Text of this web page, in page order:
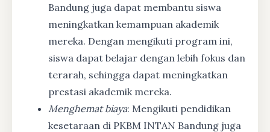
Bandung juga dapat membantu siswa
meningkatkan kemampuan akademik
mereka. Dengan mengikuti program ini,
siswa dapat belajar dengan lebih fokus dan
terarah, sehingga dapat meningkatkan
prestasi akademik mereka.
Menghemat biaya: Mengikuti pendidikan
kesetaraan di PKBM INTAN Bandung juga